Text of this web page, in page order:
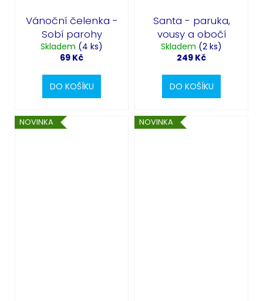
Vánoční čelenka -
Sobí parohy
Skladem (4 ks)
69 Kč
DO KOŠÍKU
Santa - paruka,
vousy a obočí
Skladem (2 ks)
249 Kč
DO KOŠÍKU
NOVINKA NOVINKA